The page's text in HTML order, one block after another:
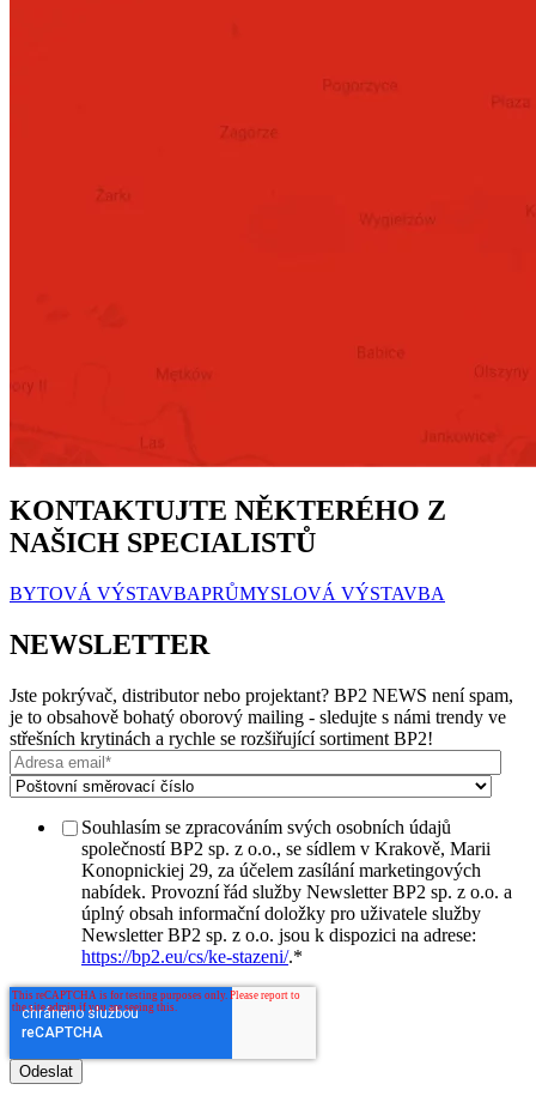
KONTAKTUJTE NĚKTERÉHO Z
NAŠICH SPECIALISTŮ
BYTOVÁ VÝSTAVBAPRŮMYSLOVÁ VÝSTAVBA
NEWSLETTER
Jste pokrývač, distributor nebo projektant? BP2 NEWS není spam,
je to obsahově bohatý oborový mailing - sledujte s námi trendy ve
střešních krytinách a rychle se rozšiřující sortiment BP2!
Souhlasím se zpracováním svých osobních údajů
společností BP2 sp. z o.o., se sídlem v Krakově, Marii
Konopnickiej 29, za účelem zasílání marketingových
nabídek. Provozní řád služby Newsletter BP2 sp. z o.o. a
úplný obsah informační doložky pro uživatele služby
Newsletter BP2 sp. z o.o. jsou k dispozici na adrese:
https://bp2.eu/cs/ke-stazeni/.*